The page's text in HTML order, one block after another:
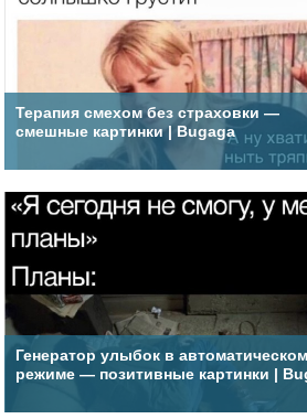
Терапия смехом без страховки —
смешные картинки | Bugaga
Генератор улыбок в автоматическом
режиме — позитивные картинки |